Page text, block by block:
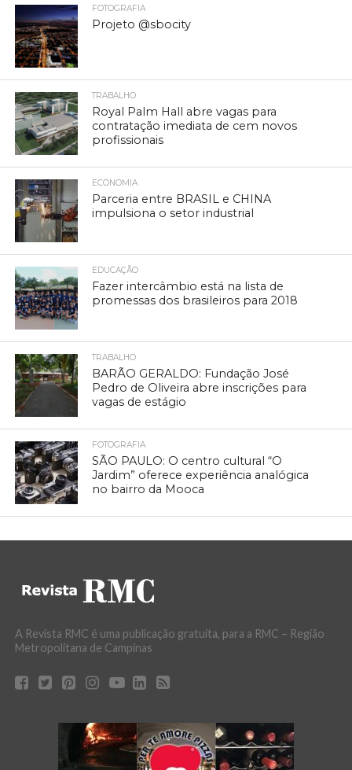
FOTOGRAFIA
Projeto @sbocity
TRABALHO
Royal Palm Hall abre vagas para
contratação imediata de cem novos
profissionais
ECONOMIA
Parceria entre BRASIL e CHINA
impulsiona o setor industrial
EDUCAÇÃO
Fazer intercâmbio está na lista de
promessas dos brasileiros para 2018
TRABALHO
BARÃO GERALDO: Fundação José
Pedro de Oliveira abre inscrições para
vagas de estágio
FOTOGRAFIA
SÃO PAULO: O centro cultural “O
Jardim” oferece experiência analógica
no bairro da Mooca
A Revista RMC é uma publicação gratuita, para a RMC – Região
Metropolitana de Campinas